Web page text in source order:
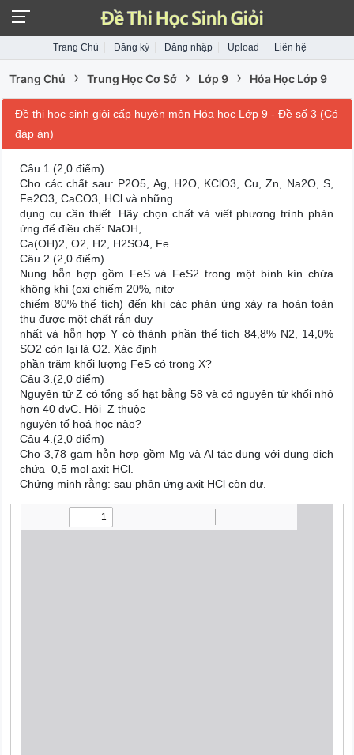
Trang Chủ Đăng ký Đăng nhập Upload Liên hệ
Trang Chủ › Trung Học Cơ Sở › Lớp 9 › Hóa Học Lớp 9
Đề thi học sinh giỏi cấp huyện môn Hóa học Lớp 9 - Đề số 3 (Có
đáp án)
Câu 1.(2,0 điểm)
Cho các chất sau: P2O5, Ag, H2O, KClO3, Cu, Zn, Na2O, S,
Fe2O3, CaCO3, HCl và những
dụng cụ cần thiết. Hãy chọn chất và viết phương trình phản
ứng để điều chế: NaOH,
Ca(OH)2, O2, H2, H2SO4, Fe.
Câu 2.(2,0 điểm)
Nung hỗn hợp gồm FeS và FeS2 trong một bình kín chứa
không khí (oxi chiếm 20%, nitơ
chiếm 80% thể tích) đến khi các phản ứng xảy ra hoàn toàn
thu được một chất rắn duy
nhất và hỗn hợp Y có thành phần thể tích 84,8% N2, 14,0%
SO2 còn lại là O2. Xác định
phần trăm khối lượng FeS có trong X?
Câu 3.(2,0 điểm)
Nguyên tử Z có tổng số hạt bằng 58 và có nguyên tử khối nhỏ
hơn 40 đvC. Hỏi Z thuộc
nguyên tố hoá học nào?
Câu 4.(2,0 điểm)
Cho 3,78 gam hỗn hợp gồm Mg và Al tác dụng với dung dịch
chứa 0,5 mol axit HCl.
Chứng minh rằng: sau phản ứng axit HCl còn dư.